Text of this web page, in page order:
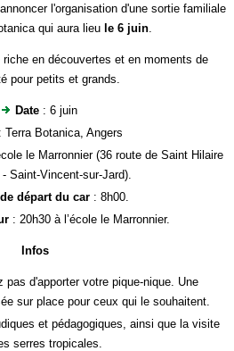
l'organisation d'une sortie familiale
qui aura lieu le 6 juin.
en découvertes et en moments de
pour petits et grands.
Date : 6 juin
: Terra Botanica, Angers
le Marronnier (36 route de Saint Hilaire
Saint-Vincent-sur-Jard).
départ du car: 8h00.
: 20h30 à l’école le Marronnier.
Infos
pas d'apporter votre pique-nique. Une
sur place pour ceux qui le souhaitent.
et pédagogiques, ainsi que la visite
serres tropicales.